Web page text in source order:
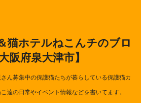
猫ホテルねこんチのブロ
阪府泉大津市】
ん募集中の保護猫たちが暮らしている保護猫カ
達の日常やイベント情報などを書いてます。